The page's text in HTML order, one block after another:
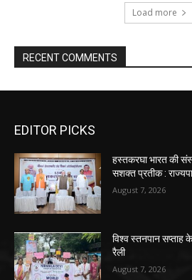
Load more
RECENT COMMENTS
EDITOR PICKS
हस्तकरघा भारत की
सशक्त प्रतीक :
August 7, 2026
विश्व स्तनपान
रैली
August 7, 2026